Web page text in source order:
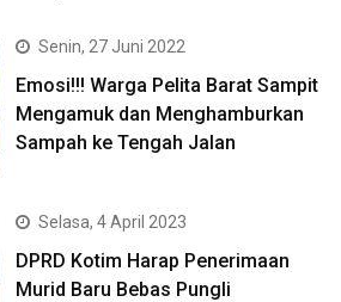
Senin, 27 Juni 2022
Emosi!!! Warga Pelita Barat Sampit
Mengamuk dan Menghamburkan
Sampah ke Tengah Jalan
Selasa, 4 April 2023
DPRD Kotim Harap Penerimaan
Murid Baru Bebas Pungli